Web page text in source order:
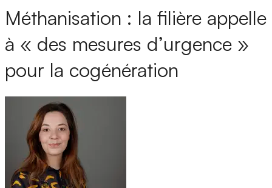
Méthanisation : la filière appelle
à « des mesures d’urgence »
pour la cogénération